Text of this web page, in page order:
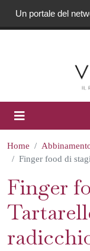
Un portale del
Home
Finger food di
Finger